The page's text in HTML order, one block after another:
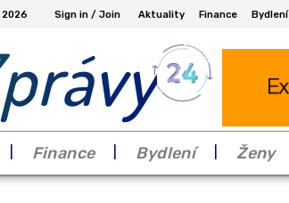
Sign in / Join Aktuality Finance Bydlení
Finance Bydlení Ženy